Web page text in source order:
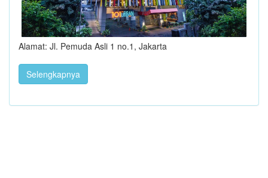
Alamat: Jl. Pemuda Asli 1 no.1, Jakarta
Selengkapnya